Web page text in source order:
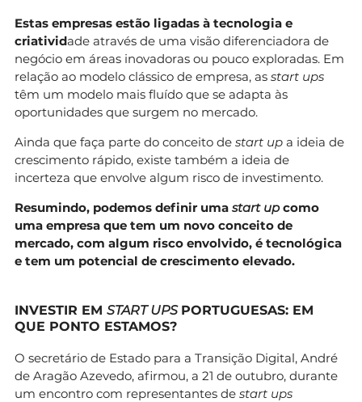
Estas empresas estão ligadas à tecnologia e
criatividade através de uma visão diferenciadora de
negócio em áreas inovadoras ou pouco exploradas. Em
relação ao modelo clássico de empresa, as start ups
têm um modelo mais fluído que se adapta às
oportunidades que surgem no mercado.
Ainda que faça parte do conceito de start up a ideia de
crescimento rápido, existe também a ideia de
incerteza que envolve algum risco de investimento.
Resumindo, podemos definir uma start upcomo
uma empresa que tem um novo conceito de
mercado, com algum risco envolvido, é tecnológica
e tem um potencial de crescimento elevado.
INVESTIR EM START UPS PORTUGUESAS: EM
QUE PONTO ESTAMOS?
O secretário de Estado para a Transição Digital, André
de Aragão Azevedo, afirmou, a 21 de outubro, durante
um encontro com representantes de start ups